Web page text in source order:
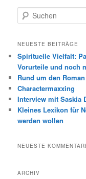
u
h
n
NEUESTE BEITRÄGE
Spirituelle Vielfalt:
Vorurteile und noch
Rund um den
Charactermaxxing
Interview mit Saskia
Kleines Lexikon für
werden wollen
NEUESTE
ARCHIV